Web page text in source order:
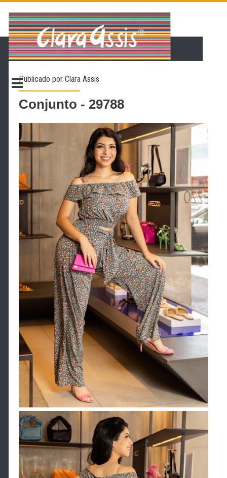
PÁGINA INICIAL
LOJA VIRTUAL
CONTATO
PROMOÇÃO
Publicado porClara Assis
Conjunto - 29788